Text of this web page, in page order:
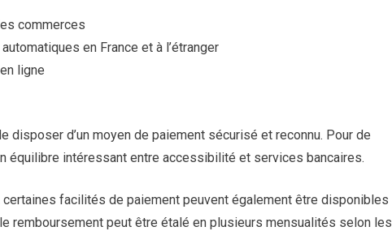
commerces
en France et à l’étranger
ligne
d’un moyen de paiement sécurisé et reconnu. Pour de
équilibre intéressant entre accessibilité et services bancaires.
facilités de paiement peuvent également être disponibles
remboursement peut être étalé en plusieurs mensualités selon les